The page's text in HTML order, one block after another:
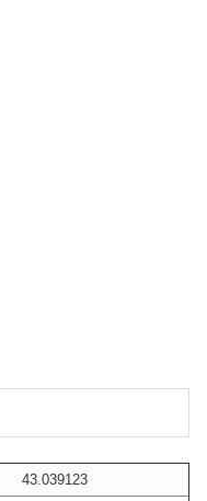
43.039123